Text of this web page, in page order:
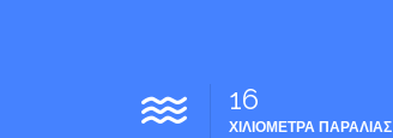
16
ΧΙΛΙΟΜΕΤΡΑ ΠΑΡΑΛΙΑΣ